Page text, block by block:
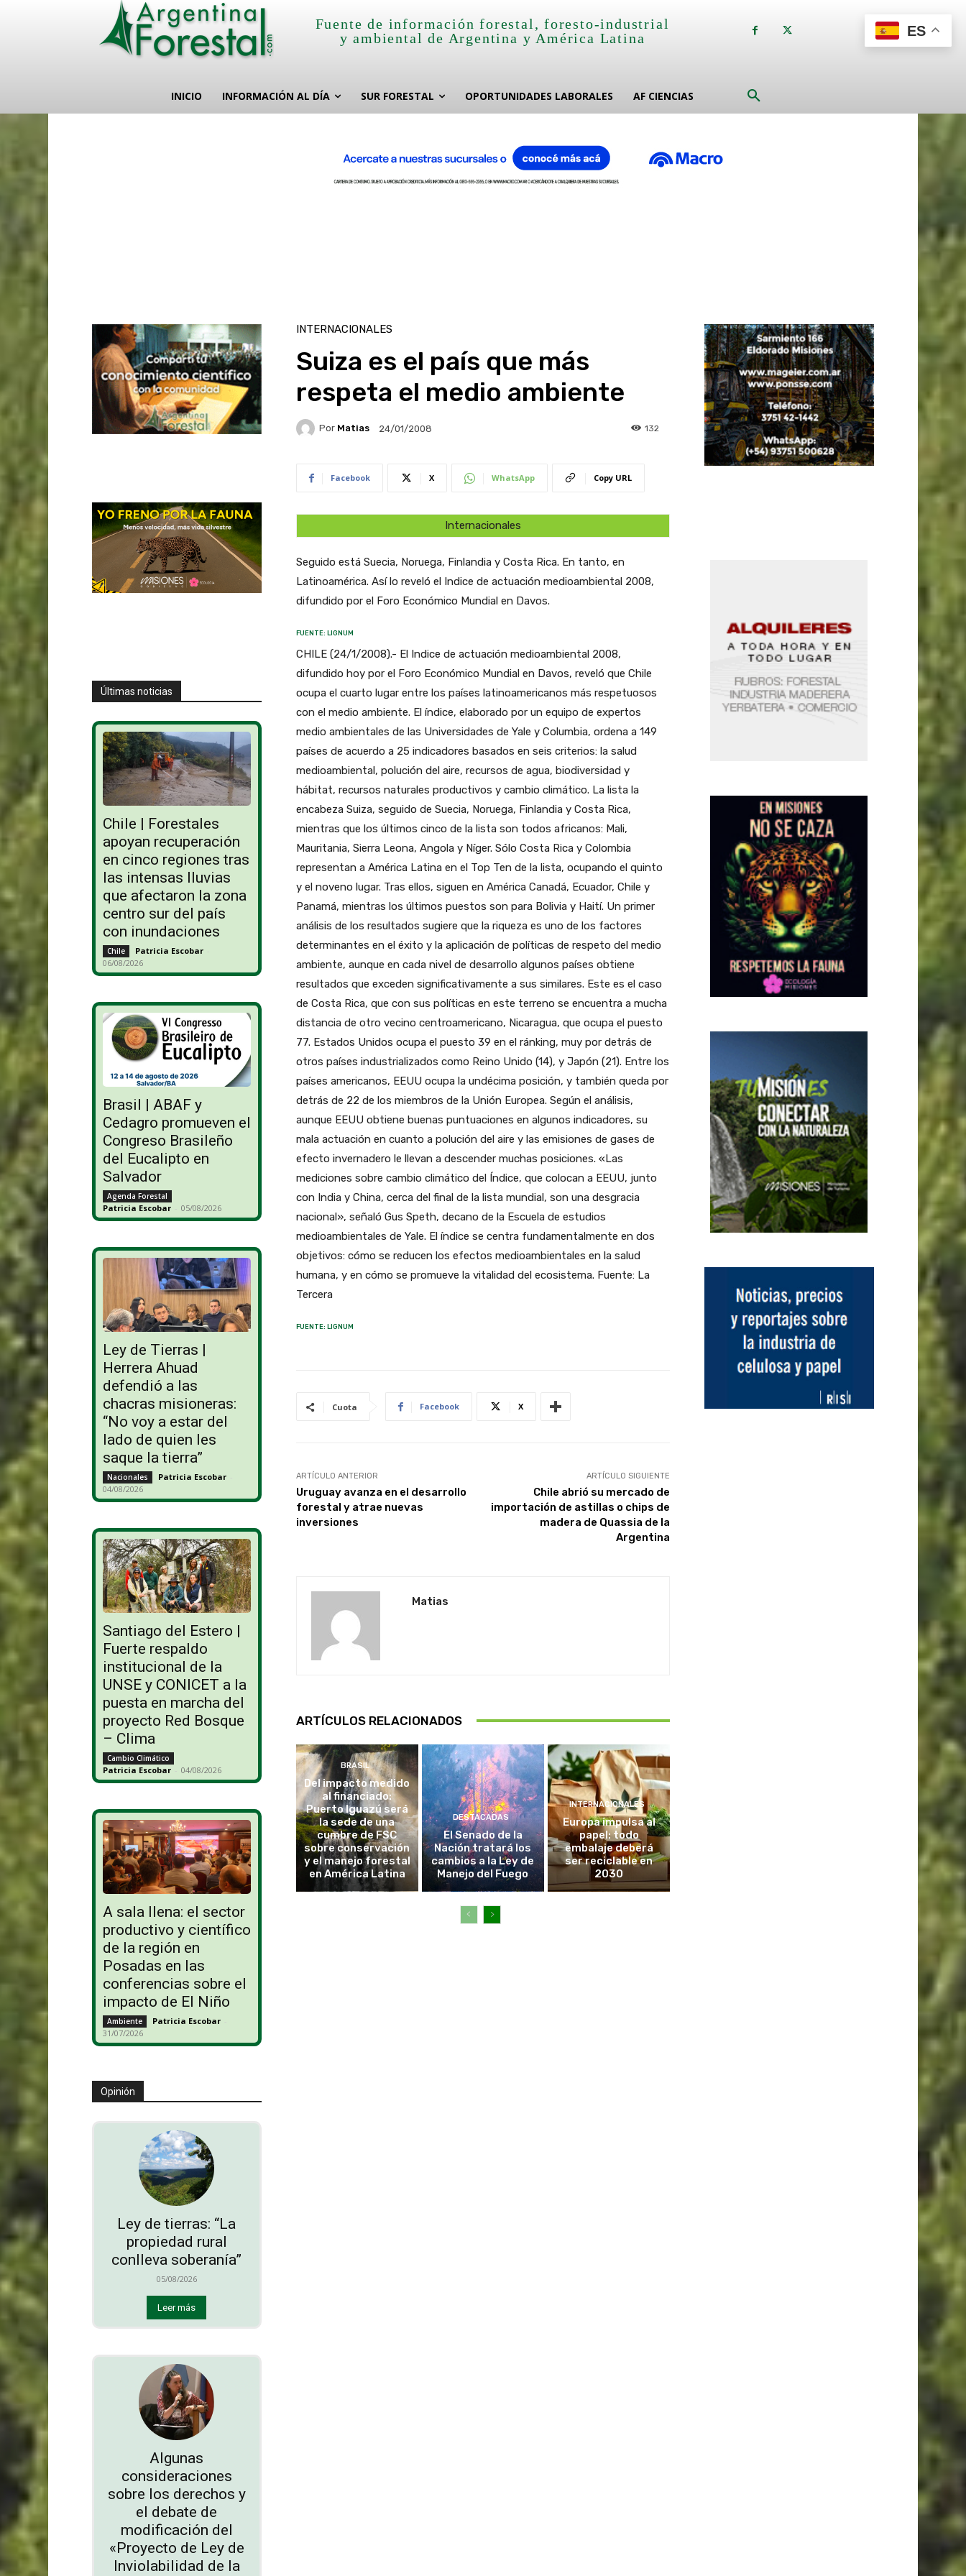
Fuente de información forestal, foresto-industrial
y ambiental de Argentina y América Latina
INICIO INFORMACIÓN AL DÍA SUR FORESTAL OPORTUNIDADES LABORALES AF CIENCIAS
Últimas noticias
Chile | Forestales
apoyan recuperación
en cinco regiones tras
las intensas lluvias
que afectaron la zona
centro sur del país
con inundaciones
Chile Patricia Escobar -
06/08/2026
Brasil | ABAF y
Cedagro promueven el
Congreso Brasileño
del Eucalipto en
Salvador
Agenda Forestal
Patricia Escobar - 05/08/2026
Ley de Tierras |
Herrera Ahuad
defendió a las
chacras misioneras:
“No voy a estar del
lado de quien les
saque la tierra”
Nacionales Patricia Escobar -
04/08/2026
Santiago del Estero |
Fuerte respaldo
institucional de la
UNSE y CONICET a la
puesta en marcha del
proyecto Red Bosque
– Clima
Cambio Climático
Patricia Escobar - 04/08/2026
A sala llena: el sector
productivo y científico
de la región en
Posadas en las
conferencias sobre el
impacto de El Niño
Ambiente Patricia Escobar -
31/07/2026
Opinión
Ley de tierras: “La
propiedad rural
conlleva soberanía”
05/08/2026
Leer más
Algunas
consideraciones
sobre los derechos y
el debate de
modificación del
«Proyecto de Ley de
Inviolabilidad de la
INTERNACIONALES
Suiza es el país que más
respeta el medio ambiente
Por Matias 24/01/2008 132
Facebook X WhatsApp Copy URL
Internacionales
Seguido está Suecia, Noruega, Finlandia y Costa Rica. En tanto, en
Latinoamérica. Así lo reveló el Indice de actuación medioambiental 2008,
difundido por el Foro Económico Mundial en Davos.
FUENTE: LIGNUM
CHILE (24/1/2008).- El Indice de actuación medioambiental 2008,
difundido hoy por el Foro Económico Mundial en Davos, reveló que Chile
ocupa el cuarto lugar entre los países latinoamericanos más respetuosos
con el medio ambiente. El índice, elaborado por un equipo de expertos
medio ambientales de las Universidades de Yale y Columbia, ordena a 149
países de acuerdo a 25 indicadores basados en seis criterios: la salud
medioambiental, polución del aire, recursos de agua, biodiversidad y
hábitat, recursos naturales productivos y cambio climático. La lista la
encabeza Suiza, seguido de Suecia, Noruega, Finlandia y Costa Rica,
mientras que los últimos cinco de la lista son todos africanos: Mali,
Mauritania, Sierra Leona, Angola y Níger. Sólo Costa Rica y Colombia
representan a América Latina en el Top Ten de la lista, ocupando el quinto
y el noveno lugar. Tras ellos, siguen en América Canadá, Ecuador, Chile y
Panamá, mientras los últimos puestos son para Bolivia y Haití. Un primer
análisis de los resultados sugiere que la riqueza es uno de los factores
determinantes en el éxito y la aplicación de políticas de respeto del medio
ambiente, aunque en cada nivel de desarrollo algunos países obtiene
resultados que exceden significativamente a sus similares. Este es el caso
de Costa Rica, que con sus políticas en este terreno se encuentra a mucha
distancia de otro vecino centroamericano, Nicaragua, que ocupa el puesto
77. Estados Unidos ocupa el puesto 39 en el ránking, muy por detrás de
otros países industrializados como Reino Unido (14), y Japón (21). Entre los
países americanos, EEUU ocupa la undécima posición, y también queda por
detrás de 22 de los miembros de la Unión Europea. Según el análisis,
aunque EEUU obtiene buenas puntuaciones en algunos indicadores, su
mala actuación en cuanto a polución del aire y las emisiones de gases de
efecto invernadero le llevan a descender muchas posiciones. «Las
mediciones sobre cambio climático del Índice, que colocan a EEUU, junto
con India y China, cerca del final de la lista mundial, son una desgracia
nacional», señaló Gus Speth, decano de la Escuela de estudios
medioambientales de Yale. El índice se centra fundamentalmente en dos
objetivos: cómo se reducen los efectos medioambientales en la salud
humana, y en cómo se promueve la vitalidad del ecosistema. Fuente: La
Tercera
FUENTE: LIGNUM
Cuota Facebook X
ARTÍCULO ANTERIOR
Uruguay avanza en el desarrollo
forestal y atrae nuevas
inversiones
ARTÍCULO SIGUIENTE
Chile abrió su mercado de
importación de astillas o chips de
madera de Quassia de la
Argentina
Matias
ARTÍCULOS RELACIONADOS
BRASIL
Del impacto medido
al financiado:
Puerto Iguazú será
la sede de una
cumbre de FSC
sobre conservación
y el manejo forestal
en América Latina
DESTACADAS
El Senado de la
Nación tratará los
cambios a la Ley de
Manejo del Fuego
INTERNACIONALES
Europa impulsa al
papel: todo
embalaje deberá
ser reciclable en
2030
ES